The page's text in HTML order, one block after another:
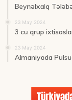
Beynəlxalq
23 May 2024
3 cu qrup
23 May 2024
Almaniyada